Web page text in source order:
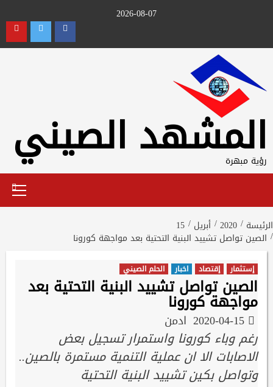
2026-08-07
Facebook
Twitter
المشهد الصيني
رؤية مبهرة
Primary
الرئيسة 2020 أبريل 15
الصين تواصل تشييد البنية التحتية بعد مواجهة كورونا
إستثمار إقتصاد اخبار الحلم الصيني
الصين تواصل تشييد البنية التحتية بعد
مواجهة كورونا
ادمن
رغم وباء كورونا واستمرار تسجيل بعض
الاصابات الا ان عملية التنمية مستمرة بالصين..
وتواصل بكين تشييد البنية التحتية